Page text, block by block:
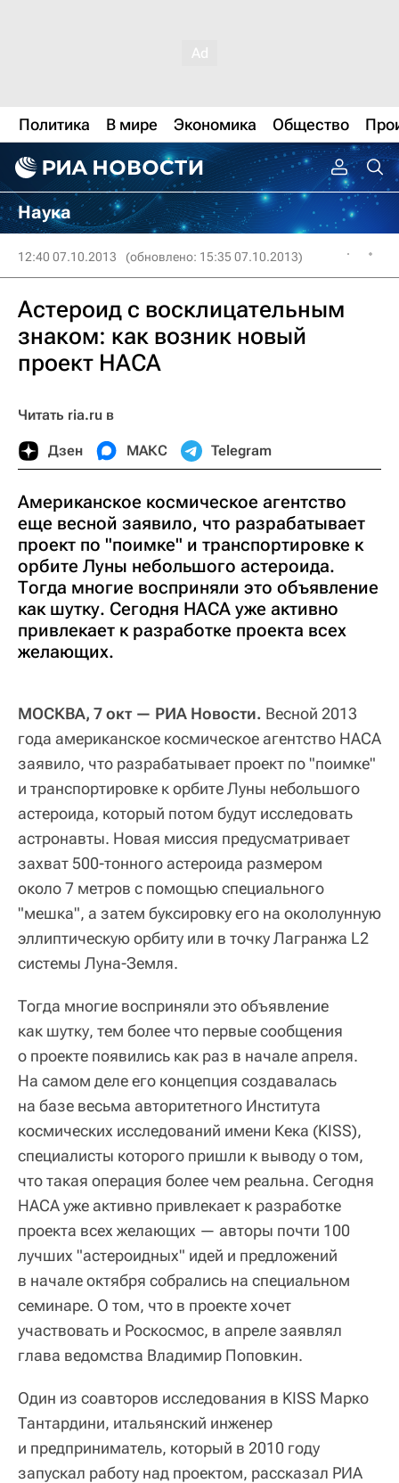
Политика В мире Экономика Общество
Наука
12:40 07.10.2013 (обновлено: 15:35 07.10.2013)
Астероид с восклицательным
знаком: как возник новый
проект НАСА
Читать ria.ru в
Дзен МАКС Telegram
Американское космическое агентство
еще весной заявило, что разрабатывает
проект по "поимке" и транспортировке к
орбите Луны небольшого астероида.
Тогда многие восприняли это объявление
как шутку. Сегодня НАСА уже активно
привлекает к разработке проекта всех
желающих.
МОСКВА, 7 окт — РИА Новости. Весной 2013
года американское космическое агентство НАСА
заявило, что разрабатывает проект по "поимке"
и транспортировке к орбите Луны небольшого
астероида, который потом будут исследовать
астронавты. Новая миссия предусматривает
захват 500-тонного астероида размером
около 7 метров с помощью специального
"мешка", а затем буксировку его на окололунную
эллиптическую орбиту или в точку Лагранжа L2
системы Луна-Земля.
Тогда многие восприняли это объявление
как шутку, тем более что первые сообщения
о проекте появились как раз в начале апреля.
На самом деле его концепция создавалась
на базе весьма авторитетного Института
космических исследований имени Кека (KISS),
специалисты которого пришли к выводу о том,
что такая операция более чем реальна. Сегодня
НАСА уже активно привлекает к разработке
проекта всех желающих — авторы почти 100
лучших "астероидных" идей и предложений
в начале октября собрались на специальном
семинаре. О том, что в проекте хочет
участвовать и Роскосмос, в апреле заявлял
глава ведомства Владимир Поповкин.
Один из соавторов исследования в KISS Марко
Тантардини, итальянский инженер
и предприниматель, который в 2010 году
запускал работу над проектом, рассказал РИА